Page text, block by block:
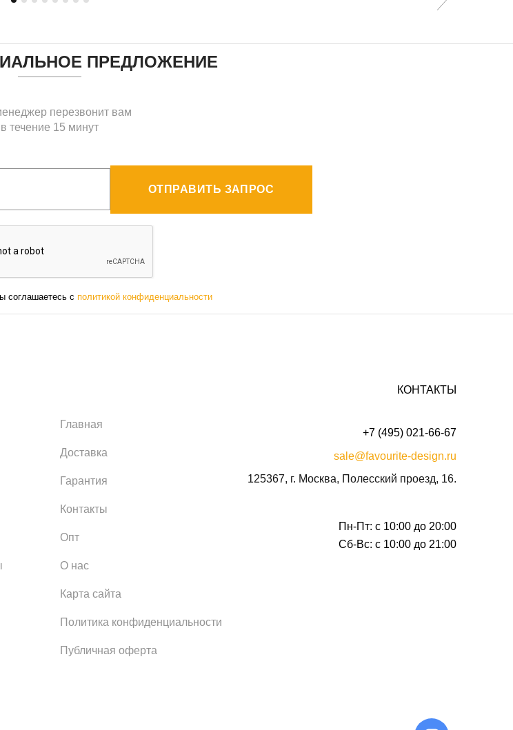
ПРЕДЛОЖЕНИЕ
перезвонит вам
в течение 15 минут
ОТПРАВИТЬ ЗАПРОС
соглашаетесь с политикой конфиденциальности
Главная
Доставка
Гарантия
Контакты
Опт
О нас
Карта сайта
Политика конфиденциальности
Публичная оферта
КОНТАКТЫ
+7 (495) 021-66-67
sale@favourite-design.ru
125367, г. Москва, Полесский проезд, 16.
Пн-Пт: с 10:00 до 20:00
Сб-Вс: с 10:00 до 21:00